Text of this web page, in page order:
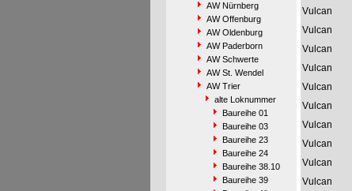
AW Nürnberg
AW Offenburg
AW Oldenburg
AW Paderborn
AW Schwerte
AW St. Wendel
AW Trier
alte Loknummer
Baureihe 01
Baureihe 03
Baureihe 23
Baureihe 24
Baureihe 38.10
Baureihe 39
Vulcan
Vulcan
Vulcan
Vulcan
Vulcan
Vulcan
Vulcan
Vulcan
Vulcan
Vulcan